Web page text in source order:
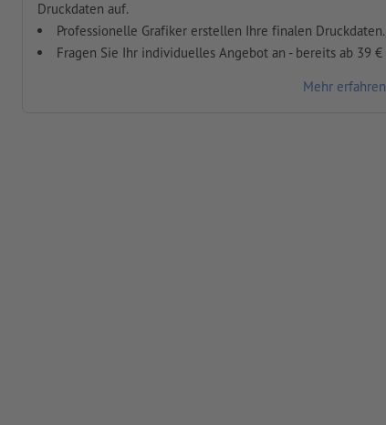
Druckdaten auf.
Professionelle Grafiker erstellen Ihre finalen Druckdaten.
Fragen Sie Ihr individuelles Angebot an - bereits ab 39 €
Mehr erfahren